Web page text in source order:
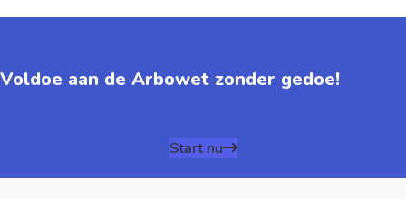
Voldoe aan de Arbowet zonder gedoe!
Start nu